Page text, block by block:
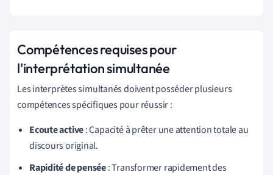
Compétences requises pour
l'interprétation simultanée
Les interprètes simultanés doivent posséder plusieurs
compétences spécifiques pour réussir :
Ecoute active: Capacité à prêter une attention totale au
discours original.
Rapidité de pensée: Transformer rapidement des